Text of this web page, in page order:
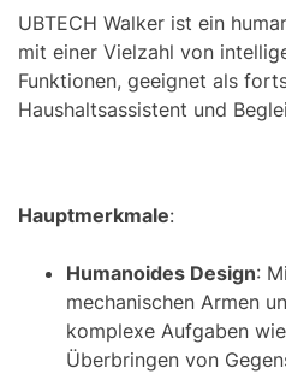
UBTECH Walker ist ein
mit einer Vielzahl von
Funktionen, geeignet als
Haushaltsassistent und
Hauptmerkmale:
Humanoides Design:
mechanischen Armen
komplexe Aufgaben
Überbringen von